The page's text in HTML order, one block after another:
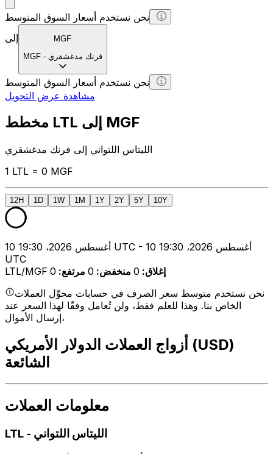
نحن نستخدم أسعار السوق المتوسط
إلى
MGF
MGF - فرنك مدغشقري
نحن نستخدم أسعار السوق المتوسط
مشاهدة عرض التحويل
مخطط LTL إلى MGF
الليتاس اللتواني إلى فرنك مدغشقري
1 LTL = 0 MGF
12H 1D 1W 1M 1Y 2Y 5Y 10Y
10 أغسطس 2026، 19:30 UTC - 10 أغسطس 2026، 19:30
UTC
LTL/MGF
إغلاق:
0 منخفض:
0 مرتفع:
0
نحن نستخدم متوسط سعر الصرف في حسابات محوِّل العملات
الخاص بنا. وهذا للعلم فقط، ولن تُعامل وفقًا لهذا السعر عند
إرسال الأموال،
أزواج العملات الدولار الأمريكي (USD)
الشائعة
معلومات العملات
LTL - الليتاس اللتواني